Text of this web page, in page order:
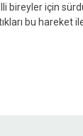
bireyler için
bu hareket